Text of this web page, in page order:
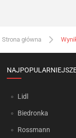
Strona główna
Lidl
Biedronka
Rossmann